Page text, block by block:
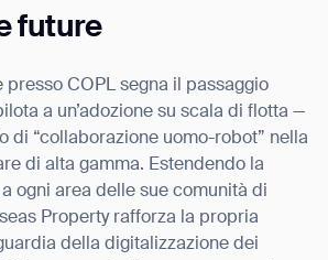
future
presso COPL segna il passaggio
a un’adozione su scala di flotta —
di “collaborazione uomo-robot” nella
di alta gamma. Estendendo la
ogni area delle sue comunità di
Property rafforza la propria
della digitalizzazione dei